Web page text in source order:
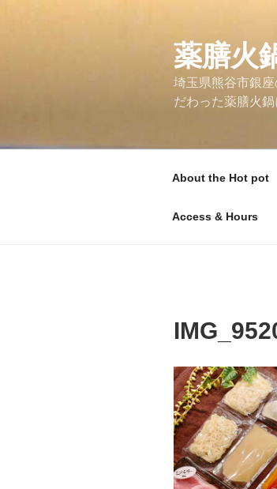
キ
薬膳
埼玉県熊谷市銀
だわった薬膳火
About the Hot pot
Access & Hours